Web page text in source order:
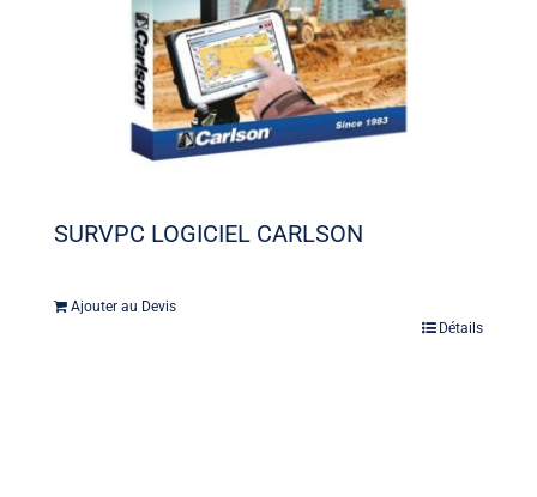
SURVPC LOGICIEL CARLSON
Ajouter au Devis
Détails